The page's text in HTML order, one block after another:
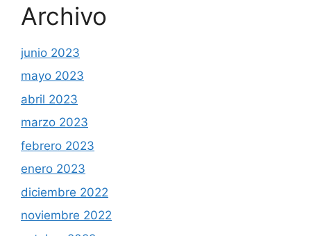
Archivo
junio 2023
mayo 2023
abril 2023
marzo 2023
febrero 2023
enero 2023
diciembre 2022
noviembre 2022